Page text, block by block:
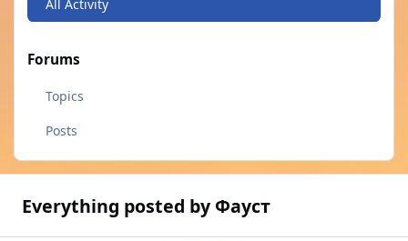
All Activity
Forums
Topics
Posts
Everything posted by Фауст